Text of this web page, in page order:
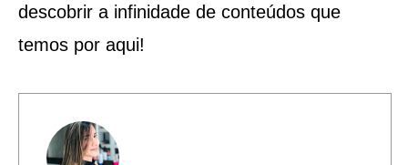
descobrir a infinidade de conteúdos que
temos por aqui!